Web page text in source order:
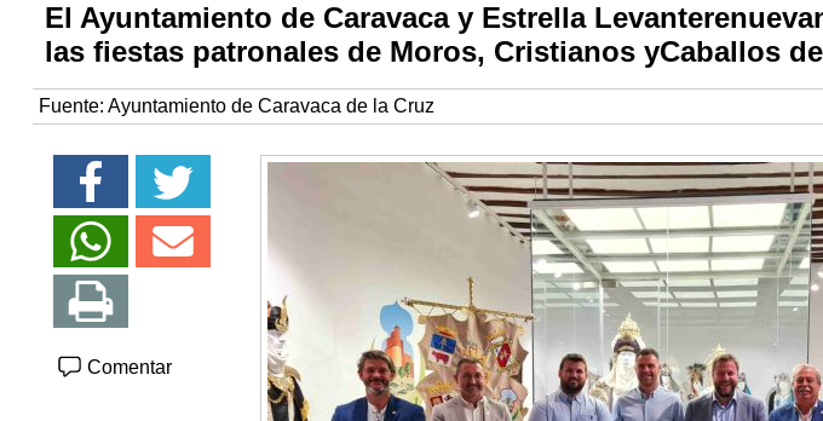
El Ayuntamiento de Caravaca y Estrella
las fiestas patronales de Moros, Cristianos yCaballos
Fuente: Ayuntamiento de Caravaca de la Cruz
Comentar